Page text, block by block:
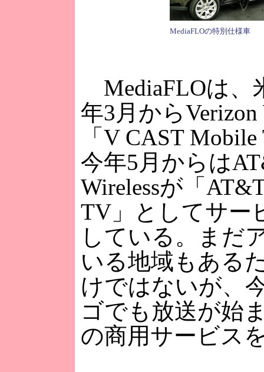
MediaFLOの特別仕様車
MediaFLOは、
年3月からVerizon
「V CAST
今年5月からは
Wirelessが「
TV」としてサー
している。まだ
いる地域もある
けではないが、
ゴでも放送が始
の商用サービス